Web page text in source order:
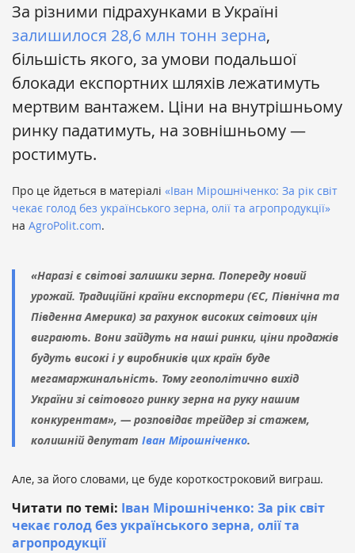
За різними підрахунками в Україні
залишилося 28,6 млн тонн зерна,
більшість якого, за умови подальшої
блокади експортних шляхів лежатимуть
мертвим вантажем. Ціни на внутрішньому
ринку падатимуть, на зовнішньому —
ростимуть.
Про це йдеться в матеріалі «Іван Мірошніченко: За рік світ
чекає голод без українського зерна, олії та агропродукції»
на AgroPolit.com.
«Наразі є світові залишки зерна. Попереду новий
урожай. Традиційні країни експортери (ЄС, Північна та
Південна Америка) за рахунок високих світових цін
виграють. Вони зайдуть на наші ринки, ціни продажів
будуть високі і у виробників цих країн буде
мегамаржинальність. Тому геополітично вихід
України зі світового ринку зерна на руку нашим
конкурентам», — розповідає трейдер зі стажем,
колишній депутат Іван Мірошніченко.
Але, за його словами, це буде короткостроковий виграш.
Читати по темі: Іван Мірошніченко: За рік світ
чекає голод без українського зерна, олії та
агропродукції